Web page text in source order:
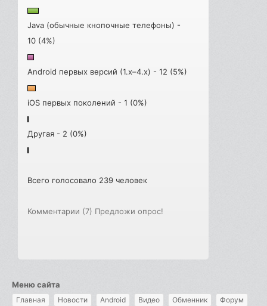
Java (обычные кнопочные телефоны) -
10 (4%)
Android первых версий (1.x–4.x) - 12 (5%)
iOS первых поколений - 1 (0%)
Другая - 2 (0%)
Всего голосовало 239 человек
Комментарии (7) Предложи опрос!
Меню сайта
Главная Новости Android Видео Обменник Форум